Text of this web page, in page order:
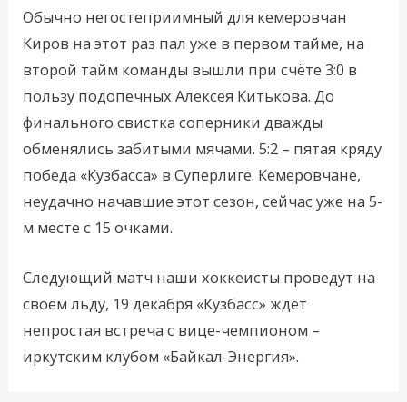
Обычно негостеприимный для кемеровчан
Киров на этот раз пал уже в первом тайме, на
второй тайм команды вышли при счёте 3:0 в
пользу подопечных Алексея Китькова. До
финального свистка соперники дважды
обменялись забитыми мячами. 5:2 – пятая кряду
победа «Кузбасса» в Суперлиге. Кемеровчане,
неудачно начавшие этот сезон, сейчас уже на 5-
м месте с 15 очками.
Следующий матч наши хоккеисты проведут на
своём льду, 19 декабря «Кузбасс» ждёт
непростая встреча с вице-чемпионом –
иркутским клубом «Байкал-Энергия».